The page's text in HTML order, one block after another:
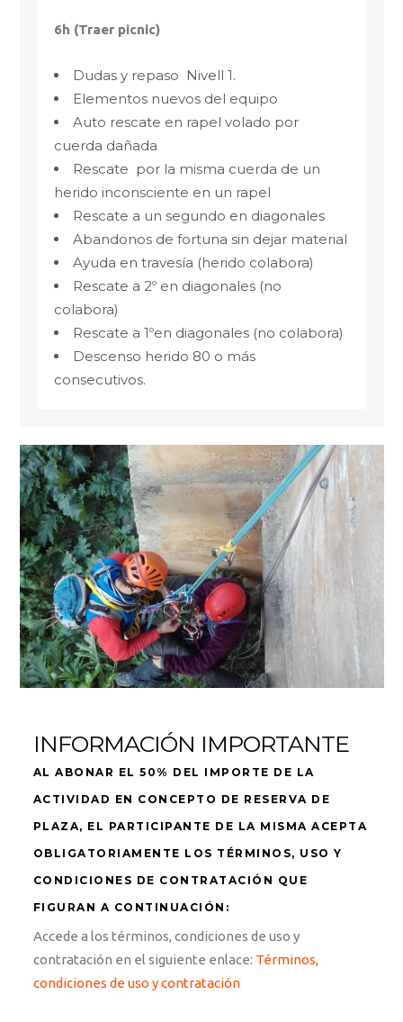
6h (Traer picnic)
Dudas y repaso Nivell 1.
Elementos nuevos del equipo
Auto rescate en rapel volado por
cuerda dañada
Rescate por la misma cuerda de un
herido inconsciente en un rapel
Rescate a un segundo en diagonales
Abandonos de fortuna sin dejar material
Ayuda en travesía (herido colabora)
Rescate a 2º en diagonales (no
colabora)
Rescate a 1ºen diagonales (no colabora)
Descenso herido 80 o más
consecutivos.
INFORMACIÓN IMPORTANTE
AL ABONAR EL 50% DEL IMPORTE DE LA
ACTIVIDAD EN CONCEPTO DE RESERVA DE
PLAZA, EL PARTICIPANTE DE LA MISMA ACEPTA
OBLIGATORIAMENTE LOS TÉRMINOS, USO Y
CONDICIONES DE CONTRATACIÓN QUE
FIGURAN A CONTINUACIÓN:
Accede a los términos, condiciones de uso y
contratación en el siguiente enlace: Términos,
condiciones de uso y contratación